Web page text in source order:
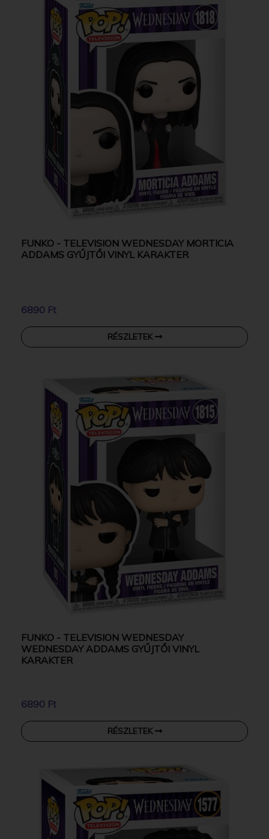
FUNKO - TELEVISION WEDNESDAY MORTICIA
ADDAMS GYŰJTŐI VINYL KARAKTER
6890 Ft
RÉSZLETEK
FUNKO - TELEVISION WEDNESDAY
WEDNESDAY ADDAMS GYŰJTŐI VINYL
KARAKTER
6890 Ft
RÉSZLETEK